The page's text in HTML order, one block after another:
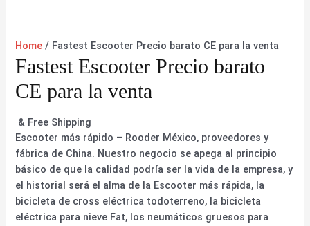
Home / Fastest Escooter Precio barato CE para la venta
Fastest Escooter Precio barato
CE para la venta
& Free Shipping
Escooter más rápido – Rooder México, proveedores y
fábrica de China. Nuestro negocio se apega al principio
básico de que la calidad podría ser la vida de la empresa, y
el historial será el alma de la Escooter más rápida, la
bicicleta de cross eléctrica todoterreno, la bicicleta
eléctrica para nieve Fat, los neumáticos gruesos para